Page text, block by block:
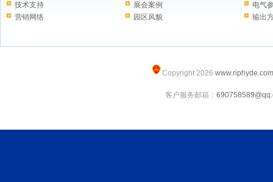
技术支持
营销网络
展会案例
园区风貌
电气
输出
Copyright 2026 www.riphyde.com
客户服务邮箱：